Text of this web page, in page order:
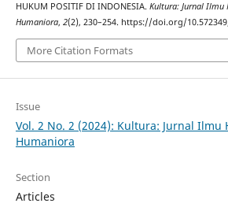
HUKUM POSITIF DI INDONESIA. Kultura: Jurnal Ilmu
Humaniora, 2(2), 230–254. https://doi.org/
More Citation Formats
Issue
Vol. 2 No. 2 (2024): Kultura: Jurnal Ilmu
Humaniora
Section
Articles